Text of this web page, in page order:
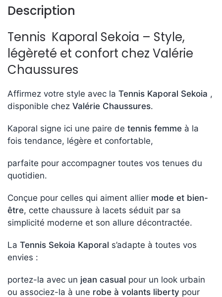
Description
Tennis Kaporal Sekoia – Style,
légèreté et confort chez Valérie
Chaussures
Affirmez votre style avec la Tennis Kaporal Sekoia ,
disponible chez Valérie Chaussures.
Kaporal signe ici une paire de tennis femme à la
fois tendance, légère et confortable,
parfaite pour accompagner toutes vos tenues du
quotidien.
Conçue pour celles qui aiment allier mode et bien-
être, cette chaussure à lacets séduit par sa
simplicité moderne et son allure décontractée.
La Tennis Sekoia Kaporal s’adapte à toutes vos
envies :
portez-la avec un jean casual pour un look urbain
ou associez-la à une robe à volants liberty pour